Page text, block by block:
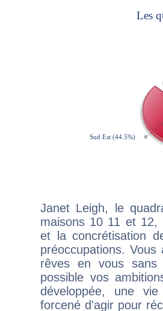
Janet Leigh, le
maisons 10 11 et 12,
et la concrétisation
préoccupations.
rêves en vous sans
possible vos
développée, une
forcené d'agir pour